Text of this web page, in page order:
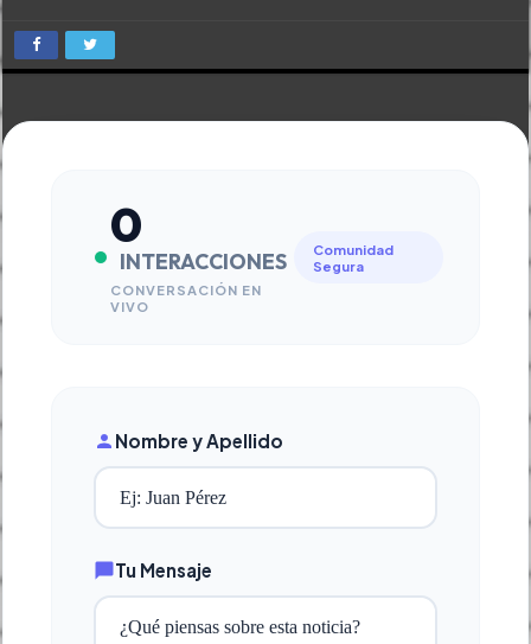
0
INTERACCIONES
CONVERSACIÓN EN
VIVO
Comunidad
Segura
Nombre y Apellido
Tu Mensaje